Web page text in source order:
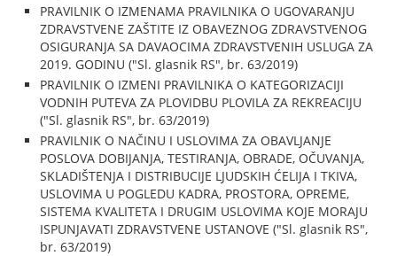
PRAVILNIK O IZMENAMA PRAVILNIKA O UGOVARANJU
ZDRAVSTVENE ZAŠTITE IZ OBAVEZNOG ZDRAVSTVENOG
OSIGURANJA SA DAVAOCIMA ZDRAVSTVENIH USLUGA ZA
2019. GODINU ("Sl. glasnik RS", br. 63/2019)
PRAVILNIK O IZMENI PRAVILNIKA O KATEGORIZACIJI
VODNIH PUTEVA ZA PLOVIDBU PLOVILA ZA REKREACIJU
("Sl. glasnik RS", br. 63/2019)
PRAVILNIK O NAČINU I USLOVIMA ZA OBAVLJANJE
POSLOVA DOBIJANJA, TESTIRANJA, OBRADE, OČUVANJA,
SKLADIŠTENJA I DISTRIBUCIJE LJUDSKIH ĆELIJA I TKIVA,
USLOVIMA U POGLEDU KADRA, PROSTORA, OPREME,
SISTEMA KVALITETA I DRUGIM USLOVIMA KOJE MORAJU
ISPUNJAVATI ZDRAVSTVENE USTANOVE ("Sl. glasnik RS",
br. 63/2019)